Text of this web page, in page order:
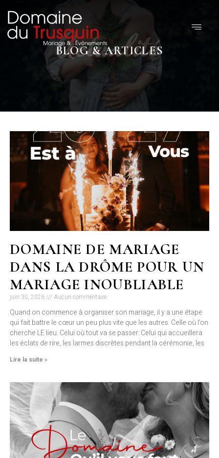
BLOG & ARTICLES
Actualité
DOMAINE DE MARIAGE
DANS LA DRÔME POUR UN
MARIAGE INOUBLIABLE
juin 30, 2026 Aucun commentaire
Quand on commence à organiser son mariage, il y a une étape
qui fait battre le cœur un peu plus vite que les autres. Celle où l’on
cherche LE lieu. Celui où tout va se passer. Celui qui accueillera
les éclats de rire, les larmes discrètes pendant la cérémonie, les
Lire la suite »